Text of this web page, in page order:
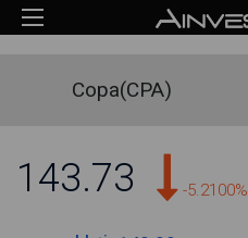
Copa(CPA)
143.73 -5.2100%